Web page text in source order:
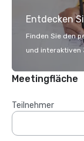
Entdecken
Finden Sie den
und interaktiven
Meetingfläche
Teilnehmer